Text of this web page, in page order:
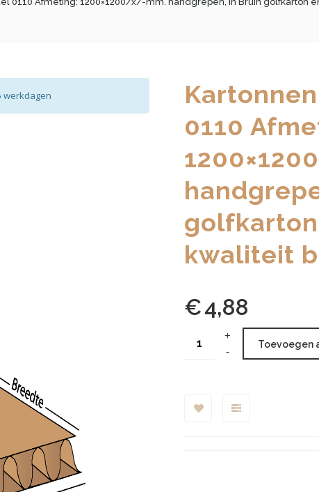
0110
kwaliteit
werkdagen
€4,88
Toevoegen